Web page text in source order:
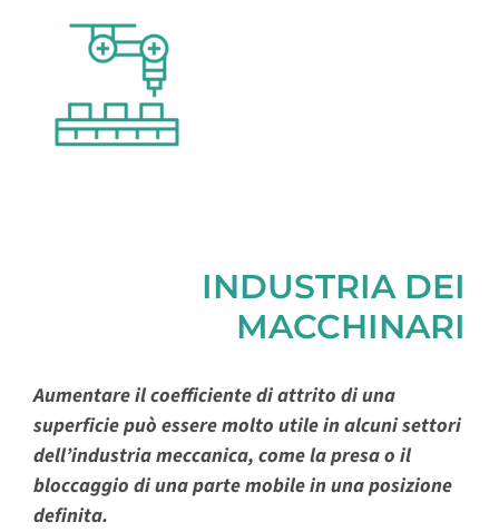
INDUSTRIA DEI
MACCHINARI
Aumentare il coefficiente di attrito di una
superficie può essere molto utile in alcuni settori
dell’industria meccanica, come la presa o il
bloccaggio di una parte mobile in una posizione
definita.